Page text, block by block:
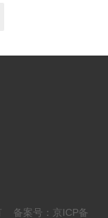
备案号：京ICP备